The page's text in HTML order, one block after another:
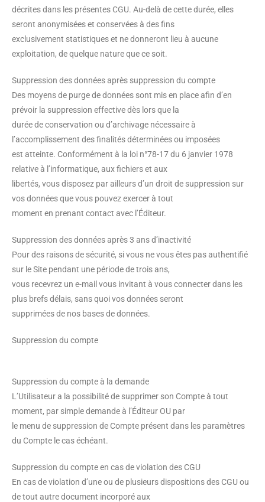
décrites dans les présentes CGU. Au-delà de cette durée, elles
seront anonymisées et conservées à des fins
exclusivement statistiques et ne donneront lieu à aucune
exploitation, de quelque nature que ce soit.
Suppression des données après suppression du compte
Des moyens de purge de données sont mis en place afin d’en
prévoir la suppression effective dès lors que la
durée de conservation ou d’archivage nécessaire à
l’accomplissement des finalités déterminées ou imposées
est atteinte. Conformément à la loi n°78-17 du 6 janvier 1978
relative à l’informatique, aux fichiers et aux
libertés, vous disposez par ailleurs d’un droit de suppression sur
vos données que vous pouvez exercer à tout
moment en prenant contact avec l’Éditeur.
Suppression des données après 3 ans d’inactivité
Pour des raisons de sécurité, si vous ne vous êtes pas authentifié
sur le Site pendant une période de trois ans,
vous recevrez un e-mail vous invitant à vous connecter dans les
plus brefs délais, sans quoi vos données seront
supprimées de nos bases de données.
Suppression du compte
Suppression du compte à la demande
L’Utilisateur a la possibilité de supprimer son Compte à tout
moment, par simple demande à l’Éditeur OU par
le menu de suppression de Compte présent dans les paramètres
du Compte le cas échéant.
Suppression du compte en cas de violation des CGU
En cas de violation d’une ou de plusieurs dispositions des CGU ou
de tout autre document incorporé aux